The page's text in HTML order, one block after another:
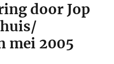
door Jop
mei 2005